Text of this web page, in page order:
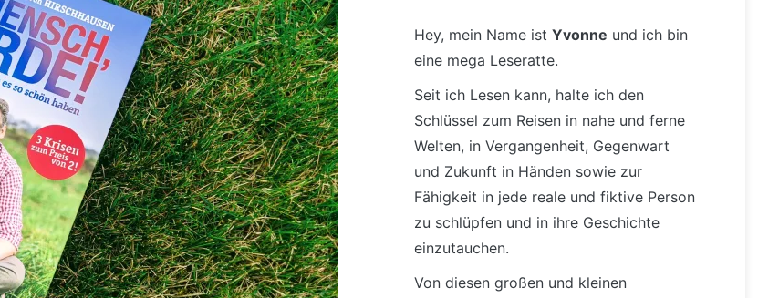
Hey, mein Name ist Yvonne und ich bin
eine mega Leseratte.
Seit ich Lesen kann, halte ich den
Schlüssel zum Reisen in nahe und ferne
Welten, in Vergangenheit, Gegenwart
und Zukunft in Händen sowie zur
Fähigkeit in jede reale und fiktive Person
zu schlüpfen und in ihre Geschichte
einzutauchen.
Von diesen großen und kleinen